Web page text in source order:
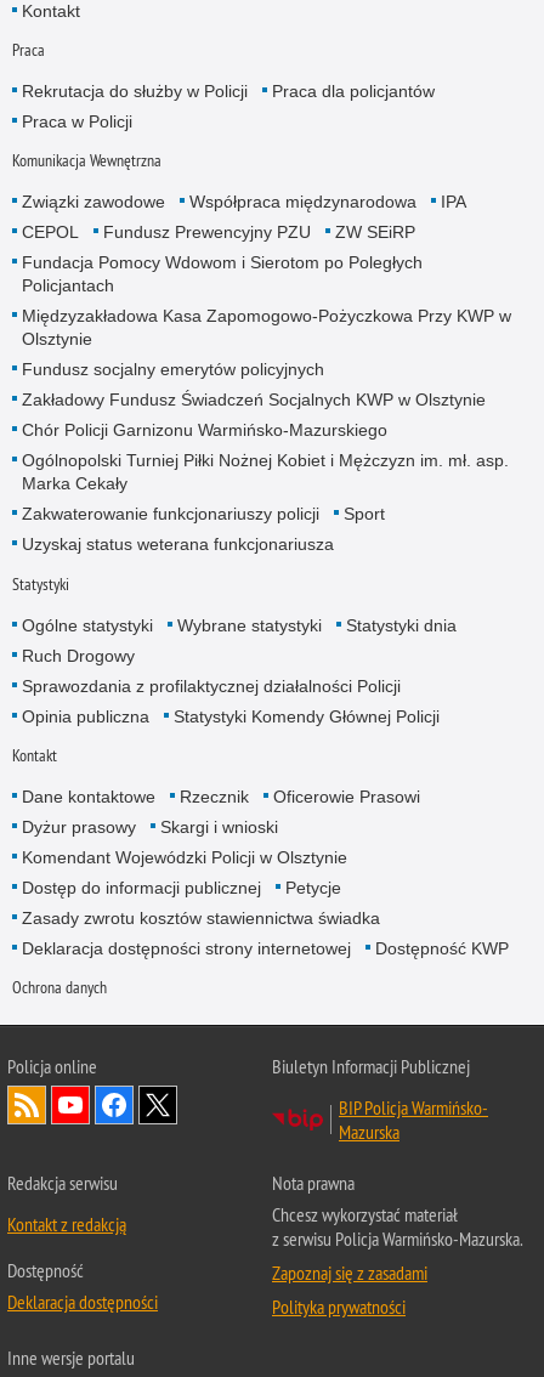
Kontakt
Praca
Rekrutacja do służby w Policji
Praca dla policjantów
Praca w Policji
Komunikacja Wewnętrzna
Związki zawodowe Współpraca międzynarodowa
IPA
CEPOL
Fundusz Prewencyjny PZU
ZW SEiRP
Fundacja Pomocy Wdowom i Sierotom po Poległych
Policjantach
Międzyzakładowa Kasa Zapomogowo-Pożyczkowa Przy KWP w
Olsztynie
Fundusz socjalny emerytów policyjnych
Zakładowy Fundusz Świadczeń Socjalnych KWP w Olsztynie
Chór Policji Garnizonu Warmińsko-Mazurskiego
Ogólnopolski Turniej Piłki Nożnej Kobiet i Mężczyzn im. mł. asp.
Marka Cekały
Zakwaterowanie funkcjonariuszy policji
Sport
Uzyskaj status weterana funkcjonariusza
Statystyki
Ogólne statystyki Wybrane statystyki
Statystyki dnia
Ruch Drogowy
Sprawozdania z profilaktycznej działalności Policji
Opinia publiczna
Statystyki Komendy Głównej Policji
Kontakt
Dane kontaktowe Rzecznik
Oficerowie Prasowi
Dyżur prasowy
Skargi i wnioski
Komendant Wojewódzki Policji w Olsztynie
Dostęp do informacji publicznej
Petycje
Zasady zwrotu kosztów stawiennictwa świadka
Deklaracja dostępności strony internetowej
Dostępność KWP
Ochrona danych
Policja online
Biuletyn Informacji Publicznej
BIP Policja Warmińsko-
Mazurska
Redakcja serwisu
Kontakt z redakcją
Dostępność
Deklaracja dostępności
Nota prawna
Chcesz wykorzystać materiał
z serwisu Policja Warmińsko-Mazurska.
Zapoznaj się z zasadami
Polityka prywatności
Inne wersje portalu